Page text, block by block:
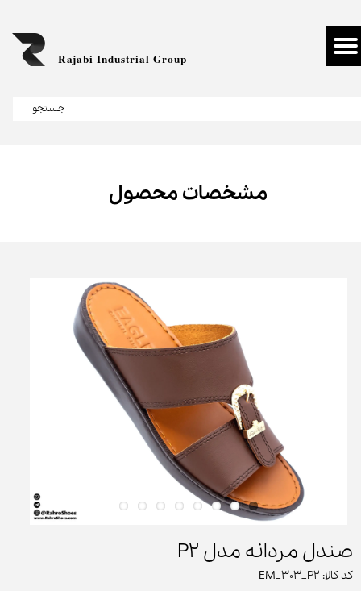
جستجو
Rajabi Industrial Group
مشخصات محصول
صندل مردانه مدل P2
کد کالا: EM_303_P2